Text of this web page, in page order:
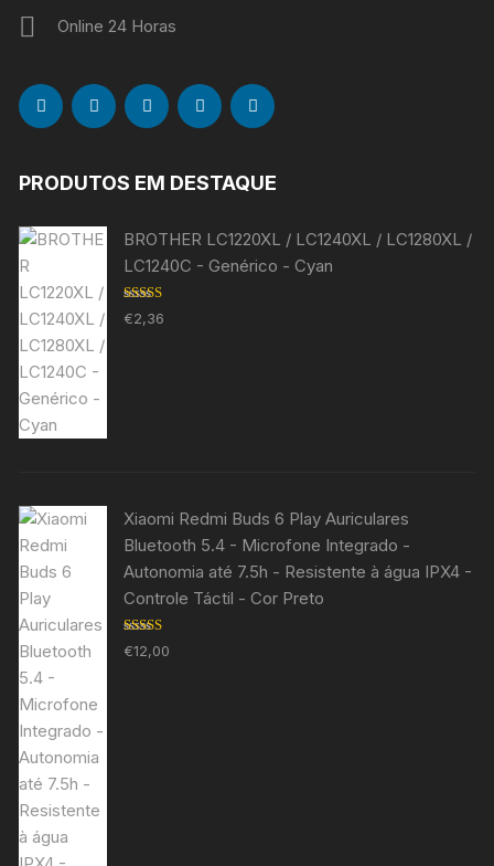
Online 24 Horas
PRODUTOS EM DESTAQUE
BROTHER LC1220XL / LC1240XL / LC1280XL /
LC1240C - Genérico - Cyan
Avaliação
5.00de 5
€2,36
Xiaomi Redmi Buds 6 Play Auriculares
Bluetooth 5.4 - Microfone Integrado -
Autonomia até 7.5h - Resistente à água IPX4 -
Controle Táctil - Cor Preto
Avaliação
5.00de 5
€12,00